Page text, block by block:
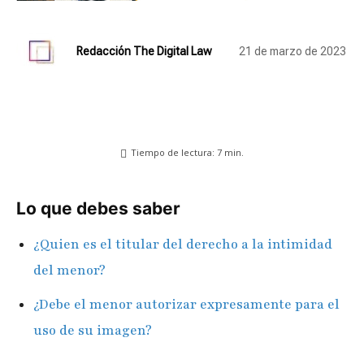
Redacción The Digital Law 21 de marzo de 2023
Tiempo de lectura: 7 min.
Lo que debes saber
¿Quien es el titular del derecho a la intimidad
del menor?
¿Debe el menor autorizar expresamente para el
uso de su imagen?